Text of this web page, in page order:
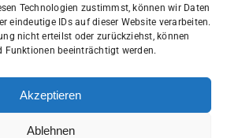
Technologien zustimmst, können wir Daten
eindeutige IDs auf dieser Website verarbeiten.
nicht erteilst oder zurückziehst, können
Funktionen beeinträchtigt werden.
Akzeptieren
Ablehnen